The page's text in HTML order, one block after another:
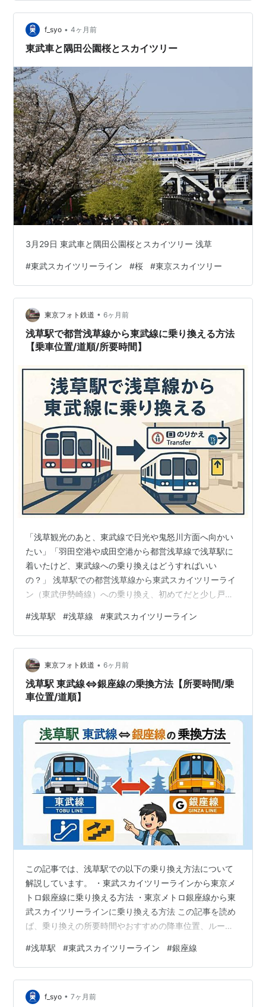
f_syo • 4ヶ月前
東武車と隅田公園桜とスカイツリー
3月29日 東武車と隅田公園桜とスカイツリー 浅草
#東武スカイツリーライン #桜 #東京スカイツリー
東京フォト鉄道 • 6ヶ月前
浅草駅で都営浅草線から東武線に乗り換える方法
【乗車位置/道順/所要時間】
「浅草観光のあと、東武線で日光や鬼怒川方面へ向かい
たい」「羽田空港や成田空港から都営浅草線で浅草駅に
着いたけど、東武線への乗り換えはどうすればいい
の？」 浅草駅での都営浅草線から東武スカイツリーライ
ン（東武伊勢崎線）への乗り換え、初めてだと少し戸惑
繋がってる？」「どの出口から出ればいいの？」と不安
になる方もいるかもしれません。 ご安心ください！この
記事では、都営浅草線の浅草駅から東武線の浅草駅へ、
迷わずスムーズに乗り換えるための分かりやすいルー
ト、所要時間、そして注意点を徹底解説します。 なお、
浅草駅で東武線から都営浅草線に乗り換える方法につ
#浅草駅 #浅草線 #東武スカイツリーライン
東京フォト鉄道 • 6ヶ月前
浅草駅 東武線⇔銀座線の乗換方法【所要時間/乗
車位置/道順】
この記事では、浅草駅での以下の乗り換え方法について
解説しています。 ・東武スカイツリーラインから東京メ
トロ銀座線に乗り換える方法 ・東京メトロ銀座線から東
武スカイツリーラインに乗り換える方法 この記事を読め
ば、乗り換えの所要時間やおすすめの降車位置、ルート
しょう（※階段・エスカレーターを使うルートです）。 ※
記事の最終更新日: 2026年2月5日 乗り換えの所要時間
は？ 東武スカイツリーラインから銀座線への最短ナビゲ
ーション おすすめの乗車位置 ルートの解説 銀座線ホー
#浅草駅 #東武スカイツリーライン #銀座線
f_syo • 7ヶ月前